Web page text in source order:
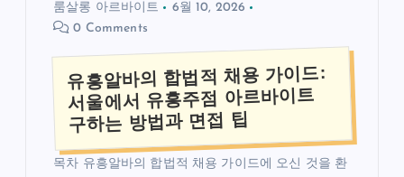
룸살롱 아르바이트
6월 10, 2026
0 Comments
유흥알바의 합법적 채용 가이드:
서울에서 유흥주점 아르바이트
구하는 방법과 면접 팁
목차 유흥알바의 합법적 채용 가이드에 오신 것을 환